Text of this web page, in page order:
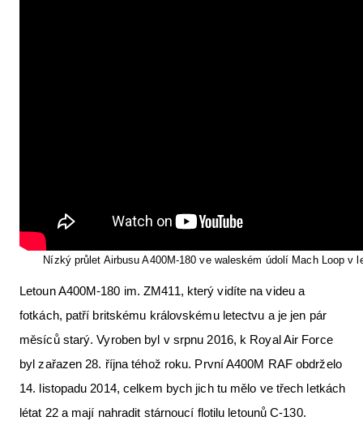
Nízký průlet Airbusu A400M-180 ve waleském údolí Mach Loop v
Letoun A400M-180 im. ZM411, který vidíte na videu a
fotkách, patří britskému královskému letectvu a je jen pár
měsíců starý. Vyroben byl v srpnu 2016, k Royal Air Force
byl zařazen 28. října téhož roku. První A400M RAF obdrželo
14. listopadu 2014, celkem bych jich tu mělo ve třech letkách
létat 22 a mají nahradit stárnoucí flotilu letounů C-130.